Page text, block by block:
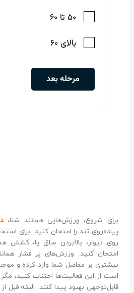
برای شروع، ورزش‌هایی همانند شنا،د
پیاده‌روی تند را امتحان کنید. برای
روی دیوار، بالابردن ساق پا، کشش
امتحان کنید. ورزش‌های پر فشار
بیشتری بر مفاصل شما وارد کرده و
است از این فعالیت‌ها اجتناب کنید،
قابل‌توجهی بهبود پیدا کنند. البته